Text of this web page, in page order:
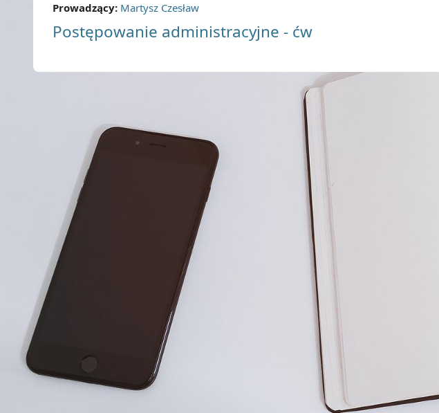
Prowadzący: Martysz Czesław
Postępowanie administracyjne - ćw